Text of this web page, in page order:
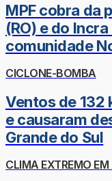
MPF cobra da
(RO) e do
comunidade
CICLONE-BOMBA
Ventos de
e causaram
Grande do Sul
CLIMA EXTREMO